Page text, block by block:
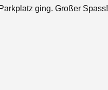
ging. Großer Spass!